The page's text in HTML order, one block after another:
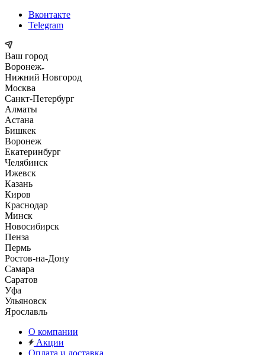
Вконтакте
Telegram
Ваш город
Воронеж
Нижний Новгород
Москва
Санкт-Петербург
Алматы
Астана
Бишкек
Воронеж
Екатеринбург
Челябинск
Ижевск
Казань
Киров
Краснодар
Минск
Новосибирск
Пенза
Пермь
Ростов-на-Дону
Самара
Саратов
Уфа
Ульяновск
Ярославль
О компании
Акции
Оплата и доставка